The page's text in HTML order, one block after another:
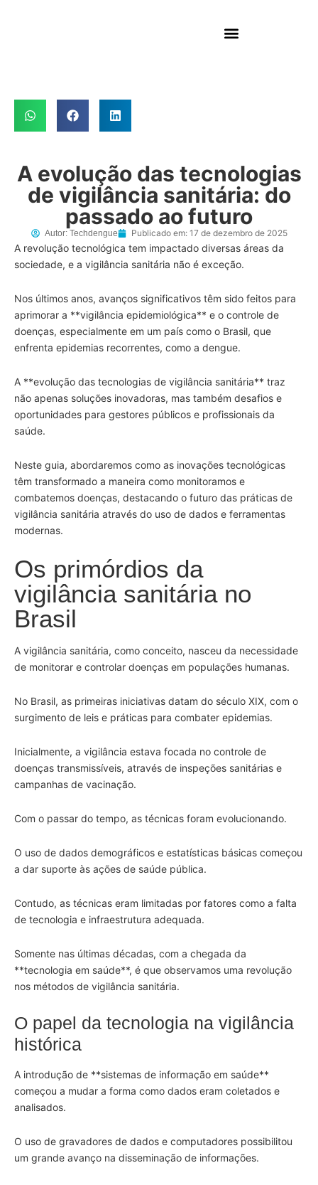
A evolução das tecnologias
de vigilância sanitária: do
passado ao futuro
Autor:Techdengue Publicado em: 17 de dezembro de 2025
A revolução tecnológica tem impactado diversas áreas da
sociedade, e a vigilância sanitária não é exceção.
Nos últimos anos, avanços significativos têm sido feitos para
aprimorar a **vigilância epidemiológica** e o controle de
doenças, especialmente em um país como o Brasil, que
enfrenta epidemias recorrentes, como a dengue.
A **evolução das tecnologias de vigilância sanitária** traz
não apenas soluções inovadoras, mas também desafios e
oportunidades para gestores públicos e profissionais da
saúde.
Neste guia, abordaremos como as inovações tecnológicas
têm transformado a maneira como monitoramos e
combatemos doenças, destacando o futuro das práticas de
vigilância sanitária através do uso de dados e ferramentas
modernas.
Os primórdios da
vigilância sanitária no
Brasil
A vigilância sanitária, como conceito, nasceu da necessidade
de monitorar e controlar doenças em populações humanas.
No Brasil, as primeiras iniciativas datam do século XIX, com o
surgimento de leis e práticas para combater epidemias.
Inicialmente, a vigilância estava focada no controle de
doenças transmissíveis, através de inspeções sanitárias e
campanhas de vacinação.
Com o passar do tempo, as técnicas foram evolucionando.
O uso de dados demográficos e estatísticas básicas começou
a dar suporte às ações de saúde pública.
Contudo, as técnicas eram limitadas por fatores como a falta
de tecnologia e infraestrutura adequada.
Somente nas últimas décadas, com a chegada da
**tecnologia em saúde**, é que observamos uma revolução
nos métodos de vigilância sanitária.
O papel da tecnologia na vigilância
histórica
A introdução de **sistemas de informação em saúde**
começou a mudar a forma como dados eram coletados e
analisados.
O uso de gravadores de dados e computadores possibilitou
um grande avanço na disseminação de informações.